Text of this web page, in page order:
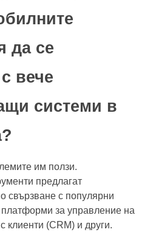
да се
вече
системи в
им ползи.
предлагат
свързване с популярни
за управление на
клиенти (CRM) и други.